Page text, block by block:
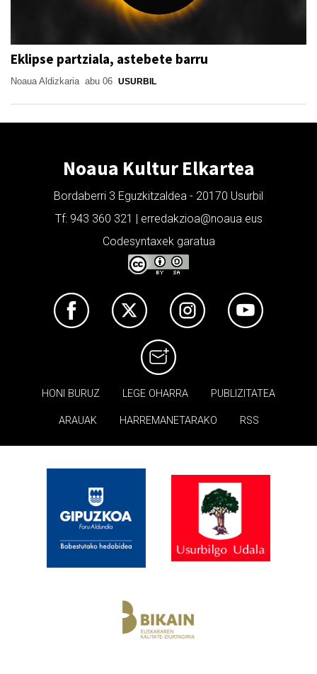
Eklipse partziala, astebete barru
Noaua Aldizkaria abu 06 USURBIL
Noaua Kultur Elkartea
Bordaberri 3 Eguzkitzaldea - 20170 Usurbil
Tf: 943 360 321 | erredakzioa@noaua.eus
Codesyntaxek garatua
HONI BURUZ LEGE OHARRA PUBLIZITATEA
ARAUAK HARREMANETARAKO RSS